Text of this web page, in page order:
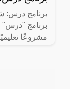
برنامج درس:
مشروعًا